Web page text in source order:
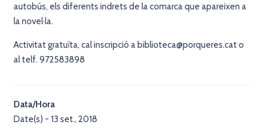
autobús, els diferents indrets de la comarca que apareixen a
la novel·la.
Activitat gratuïta, cal inscripció a biblioteca@porqueres.cat o
al telf. 972583898
Data/Hora
Date(s) - 13 set., 2018